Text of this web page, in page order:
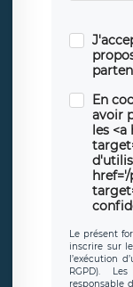
En
avoir
les
Le présent
inscrire sur
l’exécution
RGPD).
responsable